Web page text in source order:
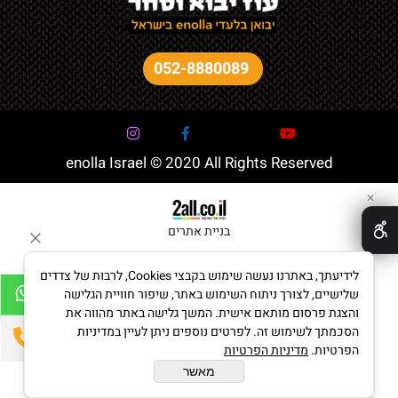
052-8880089
enolla Israel © 2020 All Rights Reserved
בניית אתרים
✕
לידיעתך, באתרנו נעשה שימוש בקבצי Cookies, לרבות של צדדים
שלישיים, לצורך ניתוח השימוש באתר, שיפור חוויית הגלישה
והצגת פרסום מותאם אישית. המשך גלישה באתר מהווה את
הסכמתך לשימוש זה. לפרטים נוספים ניתן לעיין במדיניות
הפרטיות. מדיניות הפרטיות
מאשר